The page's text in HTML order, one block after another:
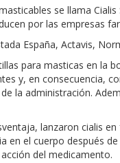
se llama
por las empresas
España, Actavis,
para masticas en la
y, en consecuencia,
la administración.
lanzaron cialis
en el cuerpo después
del medicamento.